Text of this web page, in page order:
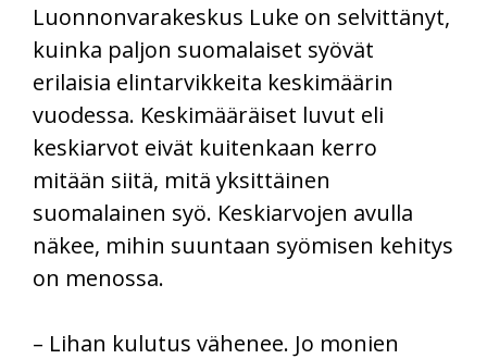
Luonnonvarakeskus Luke on selvittänyt,
kuinka paljon suomalaiset syövät
erilaisia elintarvikkeita keskimäärin
vuodessa. Keskimääräiset luvut eli
keskiarvot eivät kuitenkaan kerro
mitään siitä, mitä yksittäinen
suomalainen syö. Keskiarvojen avulla
näkee, mihin suuntaan syömisen kehitys
on menossa.
– Lihan kulutus vähenee. Jo monien